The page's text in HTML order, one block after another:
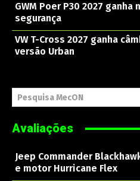
GWM Poer P30 2027
segurança
VW T-Cross 2027 ganha
versão Urban
Pesquisa MecON
Avaliações
Jeep Commander
e motor Hurricane Flex